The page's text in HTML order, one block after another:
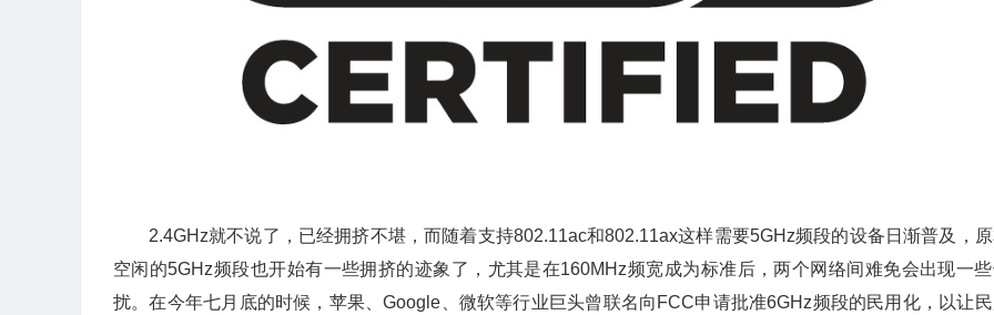
2.4GHz就不说了，已经拥挤不堪，而随着支持802.11ac和802.11ax这样需要5GHz频段的设备日渐普及，
空闲的5GHz频段也开始有一些拥挤的迹象了，尤其是在160MHz频宽成为标准后，两个网络间难免会出现一
扰。在今年七月底的时候，苹果、Google 、微软等行业巨头曾联名向 FCC申请批准6GHz频段的民用化，以让